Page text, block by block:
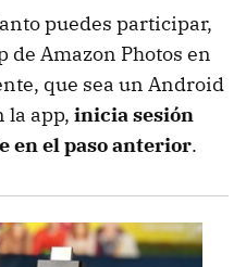
puedes participar,
de Amazon Photos en
que sea un Android
la app, inicia sesión
en el paso anterior.